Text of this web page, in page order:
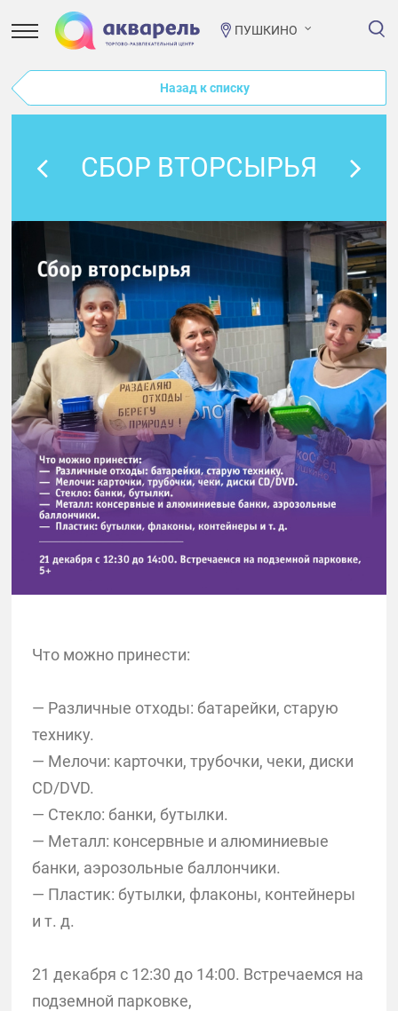
ПУШКИНО
Назад к списку
СБОР ВТОРСЫРЬЯ
Что можно принести:
— Различные отходы: батарейки, старую
технику.
— Мелочи: карточки, трубочки, чеки, диски
CD/DVD.
— Стекло: банки, бутылки.
— Металл: консервные и алюминиевые
банки, аэрозольные баллончики.
— Пластик: бутылки, флаконы, контейнеры
и т. д.
21 декабря с 12:30 до 14:00. Встречаемся на
подземной парковке,